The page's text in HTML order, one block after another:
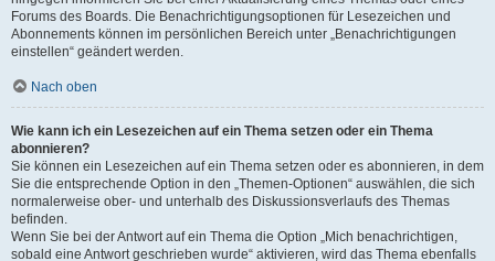
Forums des Boards. Die Benachrichtigungsoptionen für Lesezeichen und
Abonnements können im persönlichen Bereich unter „Benachrichtigungen
einstellen“ geändert werden.
Nach oben
Wie kann ich ein Lesezeichen auf ein Thema setzen oder ein Thema
abonnieren?
Sie können ein Lesezeichen auf ein Thema setzen oder es abonnieren, in dem
Sie die entsprechende Option in den „Themen-Optionen“ auswählen, die sich
normalerweise ober- und unterhalb des Diskussionsverlaufs des Themas
befinden.
Wenn Sie bei der Antwort auf ein Thema die Option „Mich benachrichtigen,
sobald eine Antwort geschrieben wurde“ aktivieren, wird das Thema ebenfalls